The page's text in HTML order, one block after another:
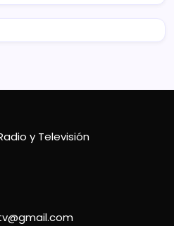
y Televisión